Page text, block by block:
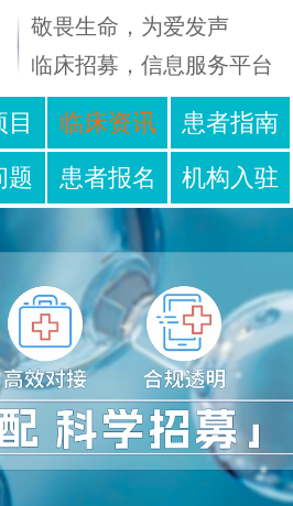
敬畏生命，为爱发声
临床招募，信息服务平台
免
费
在
线
目 临床资讯
患者指南
题 患者报名
机构入驻